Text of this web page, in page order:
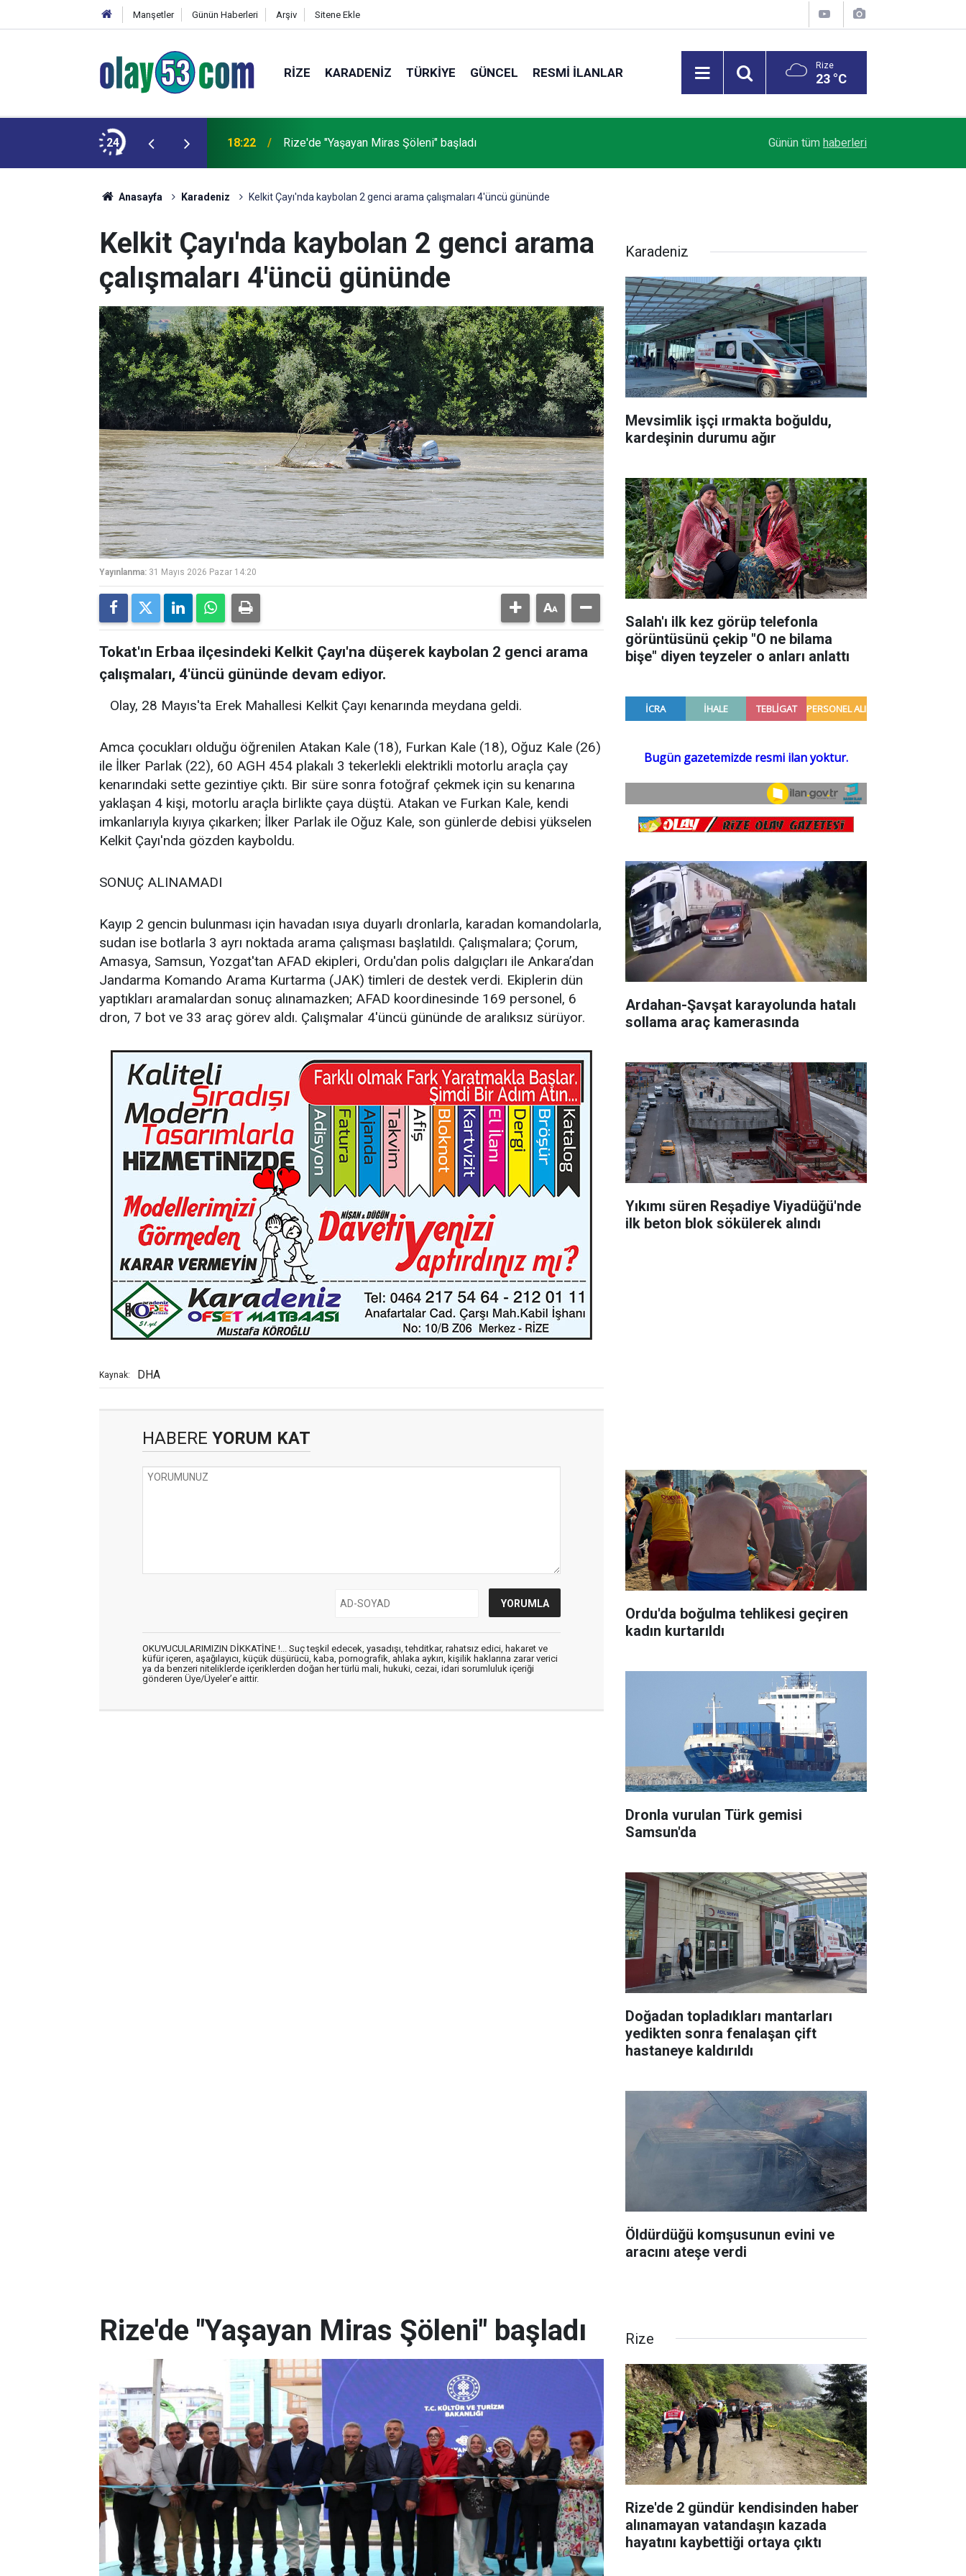
Manşetler Günün Haberleri Arşiv Sitene Ekle
RIZE KARADENIZ TÜRKIYE GÜNCEL RESMI İLANLAR Rize
23 °C
24
durumu ağır 18:22 Rize'de "Yaşayan Miras Şöleni" başladı Günün tüm haberleri
Anasayfa Karadeniz Kelkit Çayı'nda kaybolan 2 genci arama çalışmaları 4'üncü gününde
Kelkit Çayı'nda kaybolan 2 genci arama
çalışmaları 4'üncü gününde
Yayınlanma: 31 Mayıs 2026 Pazar 14:20
Tokat'ın Erbaa ilçesindeki Kelkit Çayı'na düşerek kaybolan 2 genci arama
çalışmaları, 4'üncü gününde devam ediyor.
Olay, 28 Mayıs'ta Erek Mahallesi Kelkit Çayı kenarında meydana geldi.
Amca çocukları olduğu öğrenilen Atakan Kale (18), Furkan Kale (18), Oğuz Kale (26)
ile İlker Parlak (22), 60 AGH 454 plakalı 3 tekerlekli elektrikli motorlu araçla çay
kenarındaki sette gezintiye çıktı. Bir süre sonra fotoğraf çekmek için su kenarına
yaklaşan 4 kişi, motorlu araçla birlikte çaya düştü. Atakan ve Furkan Kale, kendi
imkanlarıyla kıyıya çıkarken; İlker Parlak ile Oğuz Kale, son günlerde debisi yükselen
Kelkit Çayı'nda gözden kayboldu.
SONUÇ ALINAMADI
Kayıp 2 gencin bulunması için havadan ısıya duyarlı dronlarla, karadan komandolarla,
sudan ise botlarla 3 ayrı noktada arama çalışması başlatıldı. Çalışmalara; Çorum,
Amasya, Samsun, Yozgat'tan AFAD ekipleri, Ordu'dan polis dalgıçları ile Ankara’dan
Jandarma Komando Arama Kurtarma (JAK) timleri de destek verdi. Ekiplerin dün
yaptıkları aramalardan sonuç alınamazken; AFAD koordinesinde 169 personel, 6
dron, 7 bot ve 33 araç görev aldı. Çalışmalar 4'üncü gününde de aralıksız sürüyor.
Kaynak: DHA
HABERE YORUM KAT
OKUYUCULARIMIZIN DİKKATİNE !... Suç teşkil edecek, yasadışı, tehditkar, rahatsız edici, hakaret ve
küfür içeren, aşağılayıcı, küçük düşürücü, kaba, pornografik, ahlaka aykırı, kişilik haklarına zarar verici
ya da benzeri niteliklerde içeriklerden doğan her türlü mali, hukuki, cezai, idari sorumluluk içeriği
gönderen Üye/Üyeler’e aittir.
Karadeniz
Mevsimlik işçi ırmakta boğuldu,
kardeşinin durumu ağır
Salah'ı ilk kez görüp telefonla
görüntüsünü çekip "O ne bilama
bişe" diyen teyzeler o anları anlattı
Ardahan-Şavşat karayolunda hatalı
sollama araç kamerasında
Yıkımı süren Reşadiye Viyadüğü'nde
ilk beton blok sökülerek alındı
Ordu'da boğulma tehlikesi geçiren
kadın kurtarıldı
Dronla vurulan Türk gemisi
Samsun'da
Doğadan topladıkları mantarları
yedikten sonra fenalaşan çift
hastaneye kaldırıldı
Öldürdüğü komşusunun evini ve
aracını ateşe verdi
Rize'de "Yaşayan Miras Şöleni" başladı Rize
Rize'de 2 gündür kendisinden haber
alınamayan vatandaşın kazada
hayatını kaybettiği ortaya çıktı